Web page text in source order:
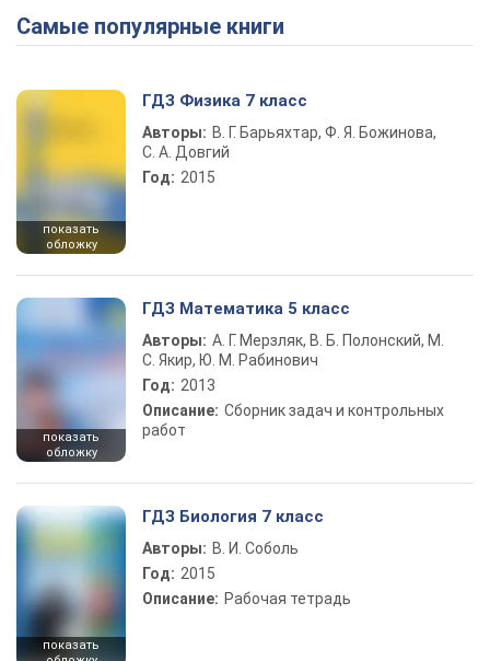
Самые популярные книги
показать
обложку
ГДЗ Физика 7 класс
Авторы: В. Г. Барьяхтар, Ф. Я. Божинова,
С. А. Довгий
Год: 2015
показать
обложку
ГДЗ Математика 5 класс
Авторы: А. Г. Мерзляк, В. Б. Полонский, М.
С. Якир, Ю. М. Рабинович
Год: 2013
Описание: Сборник задач и контрольных
работ
показать
ГДЗ Биология 7 класс
Авторы: В. И. Соболь
Год: 2015
Описание: Рабочая тетрадь